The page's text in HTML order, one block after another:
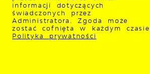
informacji dotyczących
świadczonych przez
Administratora. Zgoda może
zostać cofnięta w każdym czasie.
Polityka prywatności